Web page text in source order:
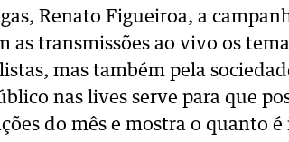
Renato Figueiroa, a
as transmissões ao vivo os
mas também pela
nas lives serve para que
do mês e mostra o quanto